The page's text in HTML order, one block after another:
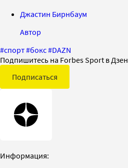
Джастин Бирнбаум
Автор
#спорт#бокс#DAZN
Подпишитесь на Forbes Sport в Дзен
Подписаться
Информация: